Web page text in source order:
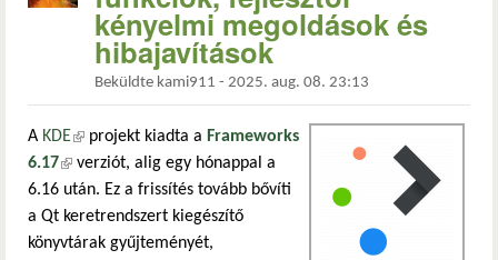
kényelmi megoldások és
hibajavítások
Beküldte kami911 - 2025. aug. 08. 23:13
A KDE(külső hivatkozás)
projekt kiadta a Frameworks
6.17(külső hivatkozás)
verziót, alig egy hónappal a
6.16 után. Ez a frissítés tovább bővíti
a Qt keretrendszert kiegészítő
könyvtárak gyűjteményét,